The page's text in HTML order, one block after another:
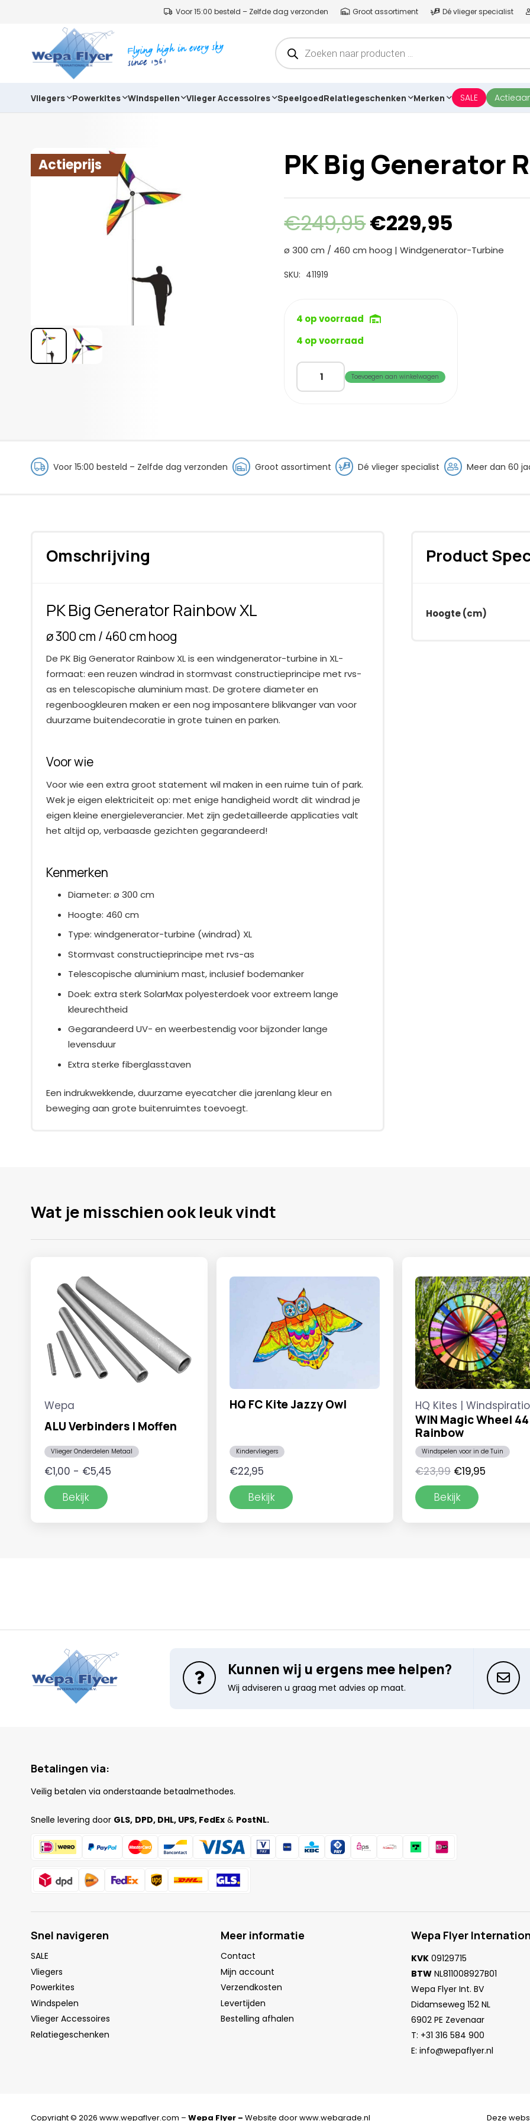
Voor 15:00 besteld – Zelfde dag verzonden Groot assortiment Dé vlieger specialist
Producten
zoeken
Vliegers Powerkites Windspellen Vlieger Accessoires SpeelgoedRelatiegeschenken Merken SALE
Actieprijs PK Big Generator
€249,95
prijs
was:
€229,95
is:
ø 300 cm / 460 cm hoog | Windgenerator-Turbine
SKU: 411919
4 op voorraad
4 op voorraad
PK
Toevoegen aan winkelwagen
Voor 15:00 besteld – Zelfde dag verzonden Groot assortiment Dé vlieger specialist Meer dan 60
Omschrijving
PK Big Generator Rainbow XL
ø 300 cm / 460 cm hoog
De PK Big Generator Rainbow XL is een windgenerator-turbine in XL-
formaat: een reuzen windrad in stormvast constructieprincipe met rvs-
as en telescopische aluminium mast. De grotere diameter en
regenboogkleuren maken er een nog imposantere blikvanger van voor
duurzame buitendecoratie in grote tuinen en parken.
Voor wie
Voor wie een extra groot statement wil maken in een ruime tuin of park.
Wek je eigen elektriciteit op: met enige handigheid wordt dit windrad je
eigen kleine energieleverancier. Met zijn gedetailleerde applicaties valt
het altijd op, verbaasde gezichten gegarandeerd!
Kenmerken
Diameter: ø 300 cm
Hoogte: 460 cm
Type: windgenerator-turbine (windrad) XL
Stormvast constructieprincipe met rvs-as
Telescopische aluminium mast, inclusief bodemanker
Doek: extra sterk SolarMax polyesterdoek voor extreem lange
kleurechtheid
Gegarandeerd UV- en weerbestendig voor bijzonder lange
levensduur
Extra sterke fiberglasstaven
Een indrukwekkende, duurzame eyecatcher die jarenlang kleur en
beweging aan grote buitenruimtes toevoegt.
Product
Hoogte (cm)
Wat je misschien ook leuk vindt
Wepa
ALU Verbinders | Moffen
Vlieger Onderdelen Metaal
€1,00 - €5,45Prijsklasse:
Bekijk
HQ FC Kite Jazzy Owl
Kindervliegers
€22,95
Bekijk
HQ Kites |
WIN Magic Wheel
Rainbow
Windspelen voor in de Tuin
€23,99 Oorspronkelijke
prijs
was:
€19,95
Bekijk
Kunnen wij u ergens mee helpen?
Wij adviseren u graag met advies op maat.
Betalingen via:
Veilig betalen via onderstaande betaalmethodes.
Snelle levering door GLS, DPD, DHL, UPS, FedEx & PostNL.
Snel navigeren
SALE
Vliegers
Powerkites
Windspelen
Vlieger Accessoires
Relatiegeschenken
Meer informatie
Contact
Mijn account
Verzendkosten
Levertijden
Bestelling afhalen
Wepa Flyer
KVK09129715
BTWNL811008927B01
Wepa Flyer Int. BV
Didamseweg 152 NL
6902 PE Zevenaar
T: +31 316 584 900
E: info@wepaflyer.nl
Copyright © 2026 www.wepaflyer.com – Wepa Flyer – Website doorwww.webgrade.nl Deze